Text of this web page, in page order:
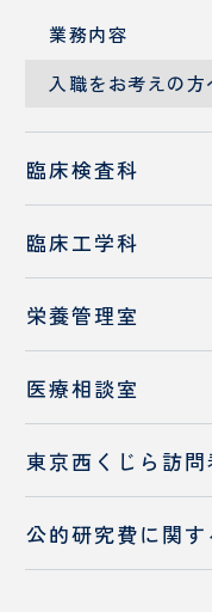
業務内容
入職をお考えの方
臨床検査科
臨床工学科
部門案内
業務内容
高気圧酸素治療室
入職をお考えの方
栄養管理室
部門案内
お食事・栄養相談
チーム医療の推進
入職をお考えの方
医療相談室
東京西くじら訪
公的研究費に関す